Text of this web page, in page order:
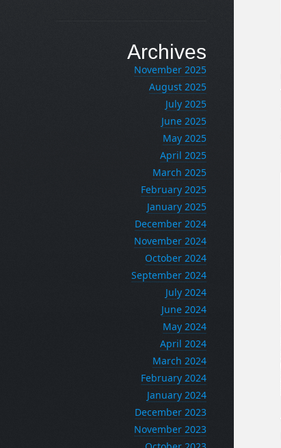
Archives
November 2025
August 2025
July 2025
June 2025
May 2025
April 2025
March 2025
February 2025
January 2025
December 2024
November 2024
October 2024
September 2024
July 2024
June 2024
May 2024
April 2024
March 2024
February 2024
January 2024
December 2023
November 2023